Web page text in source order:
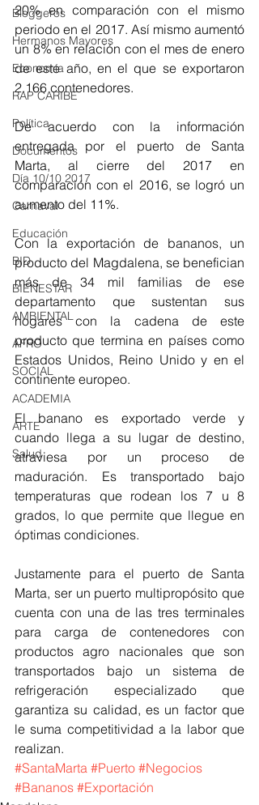
Bloggeros
Hermanos Mayores
Economía
RAP CARIBE
Política
Documentos
Día 10/10 2017
Carnaval
Educación
BID
BIENESTAR
AMBIENTAL
AFRO
SOCIAL
ACADEMIA
ARTE
Salud
20% en comparación con el mismo
periodo en el 2017. Así mismo aumentó
un 8% en relación con el mes de enero
de este año, en el que se exportaron
2.166 contenedores.
De acuerdo con la información
entregada por el puerto de Santa
Marta, al cierre del 2017 en
comparación con el 2016, se logró un
aumento del 11%.
Con la exportación de bananos, un
producto del Magdalena, se benefician
más de 34 mil familias de ese
departamento que sustentan sus
hogares con la cadena de este
producto que termina en países como
Estados Unidos, Reino Unido y en el
continente europeo.
El banano es exportado verde y
cuando llega a su lugar de destino,
atraviesa por un proceso de
maduración. Es transportado bajo
temperaturas que rodean los 7 u 8
grados, lo que permite que llegue en
óptimas condiciones.
Justamente para el puerto de Santa
Marta, ser un puerto multipropósito que
cuenta con una de las tres terminales
para carga de contenedores con
productos agro nacionales que son
transportados bajo un sistema de
refrigeración especializado que
garantiza su calidad, es un factor que
le suma competitividad a la labor que
realizan.
#SantaMarta #Puerto #Negocios
#Bananos #Exportación